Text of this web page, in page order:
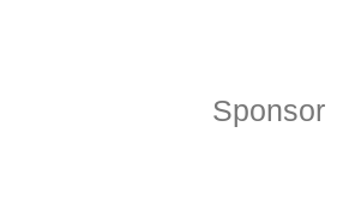
Sponsor